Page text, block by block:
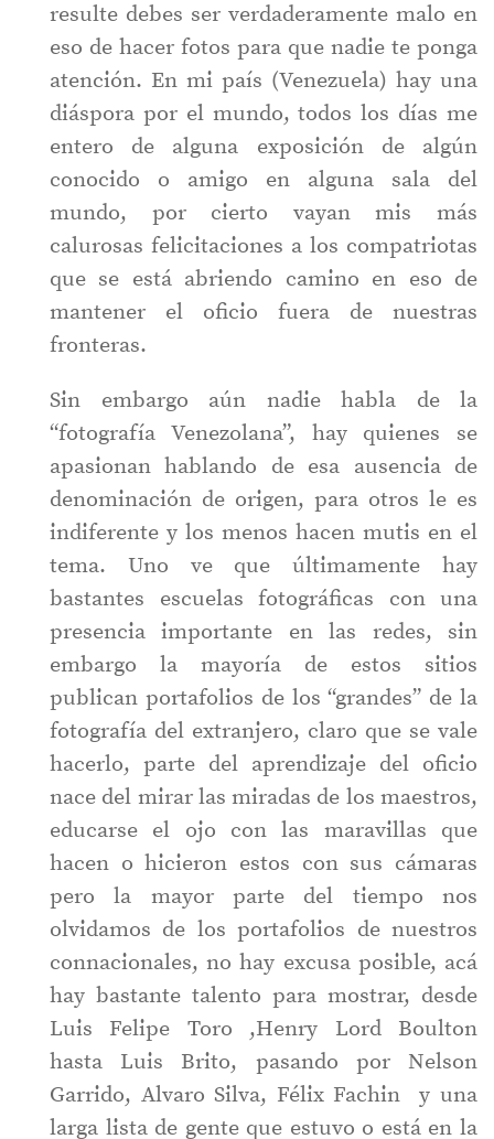
resulte debes ser verdaderamente malo en
eso de hacer fotos para que nadie te ponga
atención. En mi país (Venezuela) hay una
diáspora por el mundo, todos los días me
entero de alguna exposición de algún
conocido o amigo en alguna sala del
mundo, por cierto vayan mis más
calurosas felicitaciones a los compatriotas
que se está abriendo camino en eso de
mantener el oficio fuera de nuestras
fronteras.
Sin embargo aún nadie habla de la
“fotografía Venezolana”, hay quienes se
apasionan hablando de esa ausencia de
denominación de origen, para otros le es
indiferente y los menos hacen mutis en el
tema. Uno ve que últimamente hay
bastantes escuelas fotográficas con una
presencia importante en las redes, sin
embargo la mayoría de estos sitios
publican portafolios de los “grandes” de la
fotografía del extranjero, claro que se vale
hacerlo, parte del aprendizaje del oficio
nace del mirar las miradas de los maestros,
educarse el ojo con las maravillas que
hacen o hicieron estos con sus cámaras
pero la mayor parte del tiempo nos
olvidamos de los portafolios de nuestros
connacionales, no hay excusa posible, acá
hay bastante talento para mostrar, desde
Luis Felipe Toro ,Henry Lord Boulton
hasta Luis Brito, pasando por Nelson
Garrido, Alvaro Silva, Félix Fachin y una
larga lista de gente que estuvo o está en la